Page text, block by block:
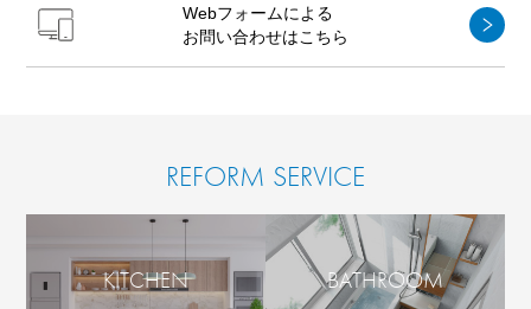
Webフォームによる
お問い合わせはこちら
REFORM SERVICE
KITCHEN BATHROOM